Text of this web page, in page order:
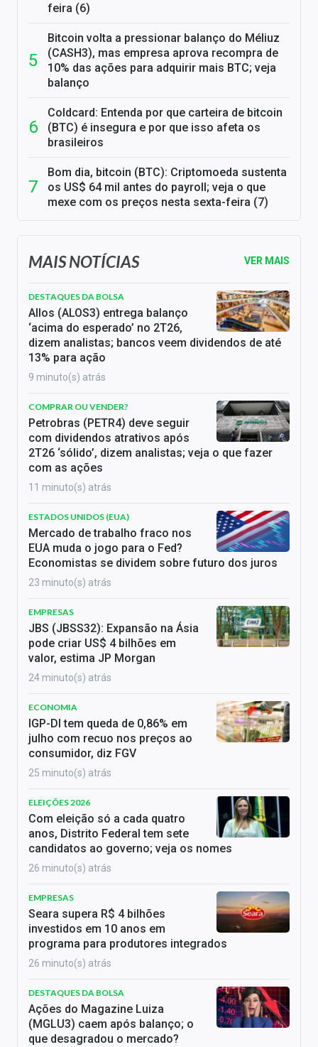
feira (6)
Bitcoin volta a pressionar balanço do Méliuz
(CASH3), mas empresa aprova recompra de
10% das ações para adquirir mais BTC; veja
balanço
Coldcard: Entenda por que carteira de bitcoin
(BTC) é insegura e por que isso afeta os
brasileiros
Bom dia, bitcoin (BTC): Criptomoeda sustenta
os US$ 64 mil antes do payroll; veja o que
mexe com os preços nesta sexta-feira (7)
MAIS NOTÍCIAS VER MAIS
DESTAQUES DA BOLSA
Allos (ALOS3) entrega balanço
‘acima do esperado’ no 2T26,
dizem analistas; bancos veem dividendos de até
13% para ação
9 minuto(s) atrás
COMPRAR OU VENDER?
Petrobras (PETR4) deve seguir
com dividendos atrativos após
2T26 ‘sólido’, dizem analistas; veja o que fazer
com as ações
11 minuto(s) atrás
ESTADOS UNIDOS (EUA)
Mercado de trabalho fraco nos
EUA muda o jogo para o Fed?
Economistas se dividem sobre futuro dos juros
23 minuto(s) atrás
EMPRESAS
JBS (JBSS32): Expansão na Ásia
pode criar US$ 4 bilhões em
valor, estima JP Morgan
24 minuto(s) atrás
ECONOMIA
IGP-DI tem queda de 0,86% em
julho com recuo nos preços ao
consumidor, diz FGV
25 minuto(s) atrás
ELEIÇÕES 2026
Com eleição só a cada quatro
anos, Distrito Federal tem sete
candidatos ao governo; veja os nomes
26 minuto(s) atrás
EMPRESAS
Seara supera R$ 4 bilhões
investidos em 10 anos em
programa para produtores integrados
26 minuto(s) atrás
DESTAQUES DA BOLSA
Ações do Magazine Luiza
(MGLU3) caem após balanço; o
que desagradou o mercado?